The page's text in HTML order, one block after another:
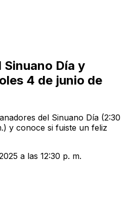
Sinuano Día y
4 de junio de
del Sinuano Día (2:30
y conoce si fuiste un feliz
a las 12:30 p. m.